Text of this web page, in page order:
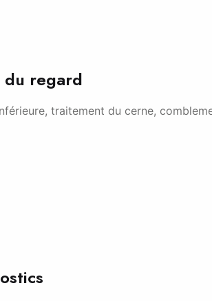
regard
traitement du cerne,